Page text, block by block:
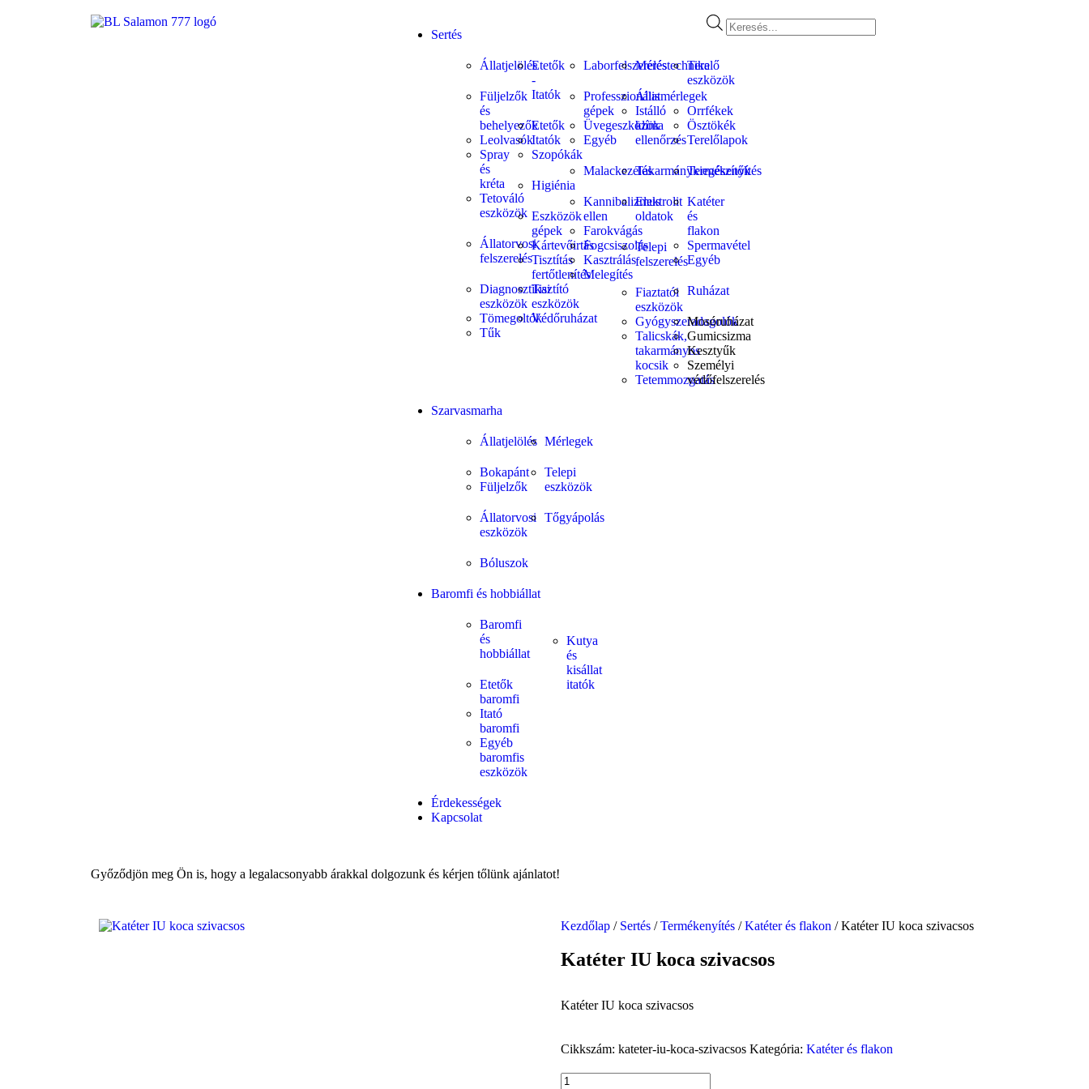
Sertés
Állatjelölés
Füljelzők
és
behelyezők
Leolvasók
Spray
és
kréta
Tetováló
eszközök
Állatorvosi
felszerelés
Diagnosztikai
eszközök
Tömegoltók
Tűk
Etetők
-
Itatók
Etetők
Itatók
Szopókák
Higiénia
Eszközök
gépek
Kártevőirtás
Tisztítás
fertőtlenítés
Tisztító
eszközök
Védőruházat
Laborfelszerelés
Professzionális
gépek
Üvegeszközök
Egyéb
Malackezelés
Kannibalizmus
ellen
Farokvágás
Fogcsiszolás
Kasztrálás
Melegítés
Méréstechnika
Állatmérlegek
Istálló
klíma
ellenőrzés
Takarmánykiegészítők
Elektrolit
oldatok
Telepi
felszerelés
Fiaztatói
eszközök
Gyógyszeradagolók
Talicskák,
takarmányos
kocsik
Tetemmozgatás
Terelő
eszközök
Orrfékek
Ösztökék
Terelőlapok
Termékenyítés
Katéter
és
flakon
Spermavétel
Egyéb
Ruházat
Mosóruházat
Gumicsizma
Kesztyűk
Személyi
védőfelszerelés
Szarvasmarha
Állatjelölés
Bokapánt
Füljelzők
Állatorvosi
eszközök
Bóluszok
Mérlegek
Telepi
eszközök
Tőgyápolás
Baromfi és hobbiállat
Baromfi
és
hobbiállat
Etetők
baromfi
Itató
baromfi
Egyéb
baromfis
eszközök
Kutya
és
kisállat
itatók
Érdekességek
Kapcsolat
Győződjön meg Ön is, hogy a legalacsonyabb árakkal dolgozunk és kérjen tőlünk ajánlatot!
Kezdőlap / Sertés /Termékenyítés /Katéter és flakon / Katéter IU koca szivacsos
Katéter IU koca szivacsos
Katéter IU koca szivacsos
Cikkszám: kateter-iu-koca-szivacsos Kategória: Katéter és flakon